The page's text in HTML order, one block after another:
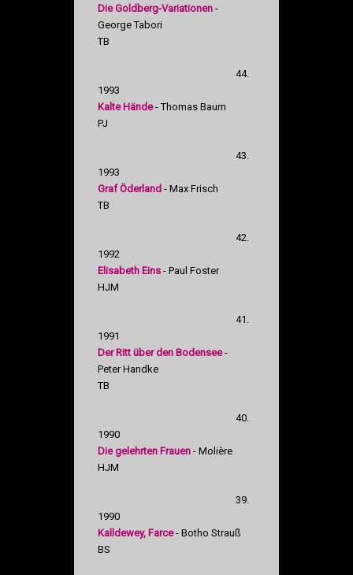
Die Goldberg-Variationen -
George Tabori
TB
44.
1993
Kalte Hände- Thomas Baum
PJ
43.
1993
Graf Öderland - Max Frisch
TB
42.
1992
Elisabeth Eins - Paul Foster
HJM
41.
1991
Der Ritt über den Bodensee-
Peter Handke
TB
40.
1990
Die gelehrten Frauen - Molière
HJM
39.
1990
Kalldewey, Farce- Botho Strauß
BS